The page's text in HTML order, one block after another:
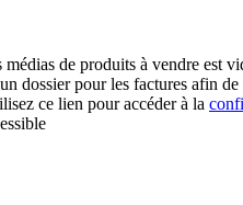
de produits à vendre est
dossier pour les factures afin
ce lien pour accéder à la